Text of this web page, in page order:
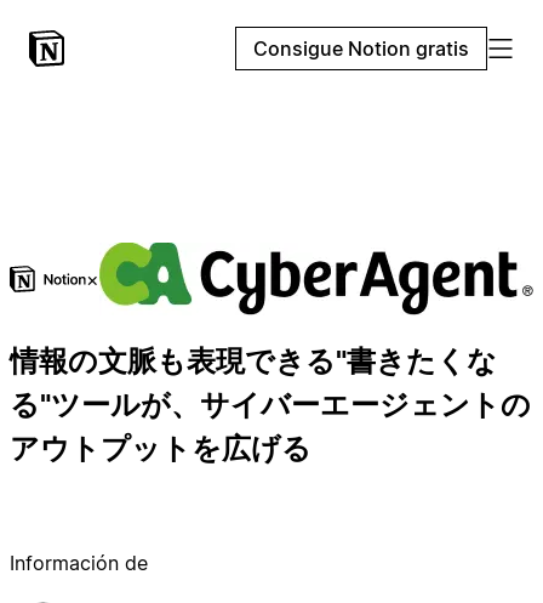
Consigue Notion gratis
×
情報の文脈も表現できる"書きたくな
る"ツールが、サイバーエージェントの
アウトプットを広げる
Información de